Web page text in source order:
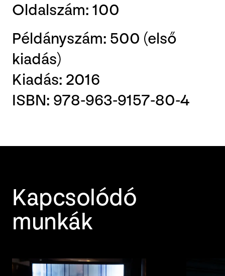
Oldalszám: 100
Példányszám: 500 (első
kiadás)
Kiadás: 2016
ISBN: 978-963-9157-80-4
Kapcsolódó
munkák